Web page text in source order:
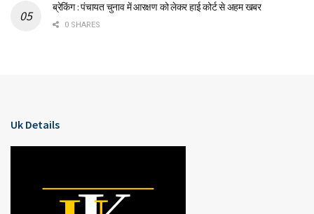
ब्रेकिंग : पंचायत चुनाव में आरक्षण को लेकर हाई कोर्ट से अहम खबर
0 SHARES
Uk Details